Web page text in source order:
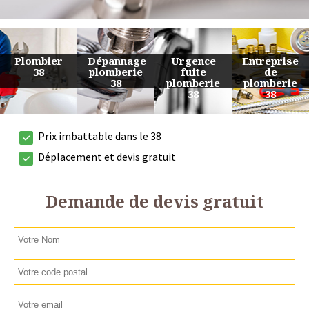
Urgence
fuite
plomberie
38
Entreprise
de
plomberie
38
Travaux
de
plomberie
38
Devis
plomberie
38
Prix imbattable dans le 38
Déplacement et devis gratuit
Demande de devis gratuit